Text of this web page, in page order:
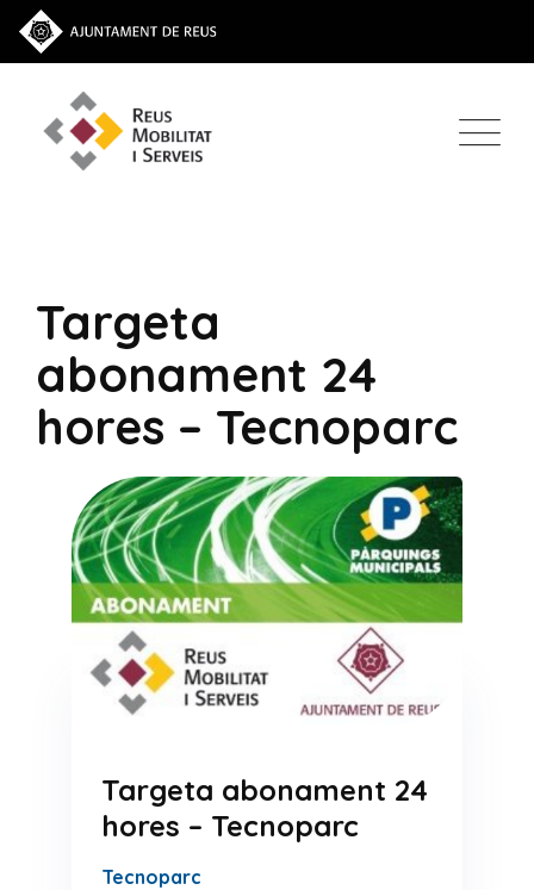
Targeta
abonament 24
hores – Tecnoparc
Targeta abonament 24
hores – Tecnoparc
Tecnoparc